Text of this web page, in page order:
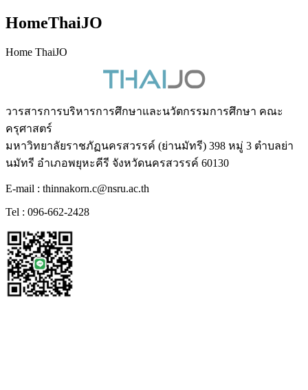
HomeThaiJO
Home ThaiJO
วารสารการบริหารการศึกษาและนวัตกรรมการศึกษา คณะ
ครุศาสตร์
มหาวิทยาลัยราชภัฏนครสวรรค์ (ย่านมัทรี) 398 หมู่ 3 ตำบลย่า
นมัทรี อำเภอพยุหะคีรี จังหวัดนครสวรรค์ 60130
E-mail : thinnakorn.c@nsru.ac.th
Tel : 096-662-2428